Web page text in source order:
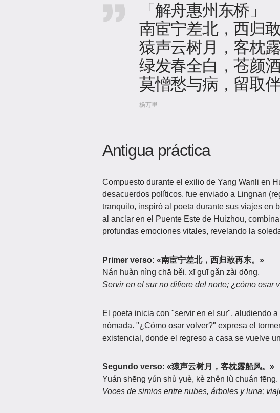
「解舟惠州东桥」
南宦宁差北，西归敢
猿声云树月，客枕露
绿发春全白，苍颜酒
莫憎愁与病，留取伴
杨万里
Antigua práctica
Compuesto durante el exilio de Yang Wanli en
desacuerdos políticos, fue enviado a Lingnan
tranquilo, inspiró al poeta durante sus viajes en
al anclar en el Puente Este de Huizhou,
profundas emociones vitales, revelando la
Primer verso: «南宦宁差北，西归敢再东。»
Nán huàn nìng chā běi, xī guī gǎn zài dōng.
Servir en el sur no difiere del norte; ¿cómo osar
El poeta inicia con "servir en el sur", aludiendo
nómada. "¿Cómo osar volver?" expresa el
existencial, donde el regreso a casa se vuelve
Segundo verso: «猿声云树月，客枕露船风。»
Yuán shēng yún shù yuè, kè zhěn lù chuán fēng.
Voces de simios entre nubes, árboles y luna;